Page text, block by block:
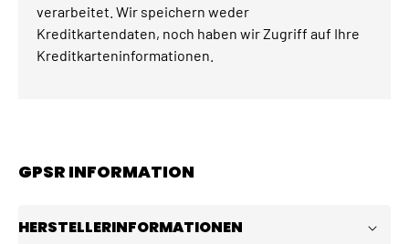
verarbeitet. Wir speichern weder
Kreditkartendaten, noch haben wir Zugriff auf Ihre
Kreditkarteninformationen.
GPSR INFORMATION
HERSTELLERINFORMATIONEN